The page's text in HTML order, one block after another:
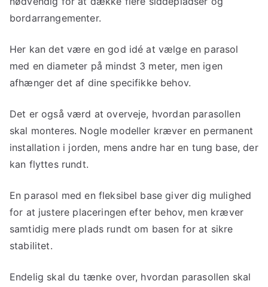
bordarrangementer.
Her kan det være en god idé at vælge en parasol
med en diameter på mindst 3 meter, men igen
afhænger det af dine specifikke behov.
Det er også værd at overveje, hvordan parasollen
skal monteres. Nogle modeller kræver en permanent
installation i jorden, mens andre har en tung base, der
kan flyttes rundt.
En parasol med en fleksibel base giver dig mulighed
for at justere placeringen efter behov, men kræver
samtidig mere plads rundt om basen for at sikre
stabilitet.
Endelig skal du tænke over, hvordan parasollen skal